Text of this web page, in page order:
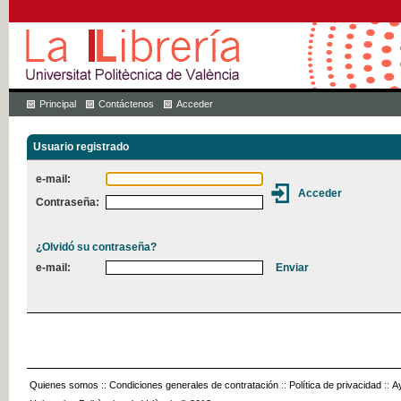
Principal Contáctenos Acceder
Usuario registrado
e-mail:
Contraseña:
¿Olvidó su contraseña?
e-mail:
Quienes somos :: Condiciones generales de contratación :: Política de privacidad ::